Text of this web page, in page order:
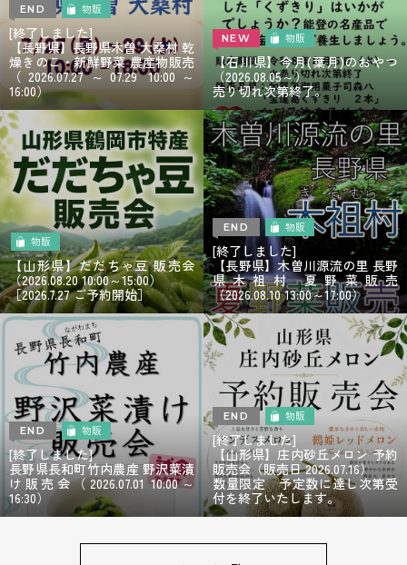
END 物販
[終了しました]
【長野県】長野県木曽 大桑村 乾
燥きのこ・新鮮野菜 農産物販売
（2026.07.27～07.29 10:00～
16:00）
NEW 物販
【石川県】今月(葉月)のおやつ
（2026.08.05～）
売り切れ次第終了。
物販
【山形県】だだちゃ豆 販売会
（2026.08.20 10:00～15:00）
［2026.7.27 ご予約開始］
END 物販
[終了しました]
【長野県】木曽川源流の里 長野
県木祖村 夏野菜販売
（2026.08.10 13:00～17:00）
END 物販
[終了しました]
長野県長和町竹内農産 野沢菜漬
け販売会（2026.07.01 10:00～
16:30）
END 物販
[終了しました]
【山形県】庄内砂丘メロン 予約
販売会（販売日 2026.07.16）
数量限定 予定数に達し次第受
付を終了いたします。